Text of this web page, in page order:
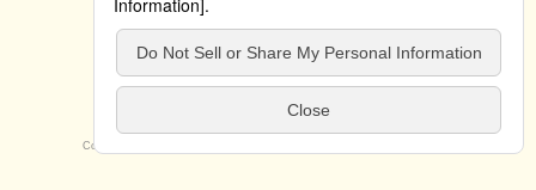
Copyright © 2019 Tokyo Convention & Visitors Bureau. All rights reserved.